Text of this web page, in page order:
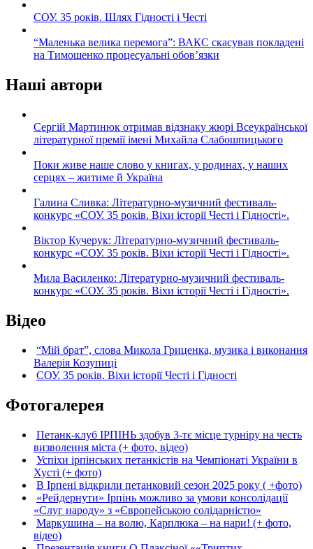
СОУ. 35 років. Шлях Гідності і Честі
“Маленька велика перемога”: ВАКС скасував покладені
на Тимошенко процесуальні обов’язки
Наші автори
Сергій Мартинюк отримав відзнаку жюрі Всеукраїнської
літературної премії імені Михайла Слабошпицького
Поки живе наше слово у книгах, у родинах, у наших
серцях – житиме й Україна
Галина Сливка: Літературно-музичний фестиваль-
конкурс «СОУ. 35 років. Віхи історії Честі і Гідності».
Віктор Кучерук: Літературно-музичний фестиваль-
конкурс «СОУ. 35 років. Віхи історії Честі і Гідності».
Мила Василенко: Літературно-музичний фестиваль-
конкурс «СОУ. 35 років. Віхи історії Честі і Гідності».
Відео
“Мій брат”, слова Микола Гриценка, музика і виконання
Валерія Козупиці
СОУ. 35 років. Віхи історії Честі і Гідності
Фотогалерея
Петанк-клуб ІРПІНЬ здобув 3-тє місце турніру на честь
визволення міста (+ фото, відео)
Успіхи ірпінських петанкістів на Чемпіонаті України в
Хусті (+ фото)
В Ірпені відкрили петанковий сезон 2025 року ( +фото)
«Рейдернути» Ірпінь можливо за умови консолідації
«Слуг народу» з «Європейською солідарністю»
Маркушина – на волю, Карплюка – на нари! (+ фото,
відео)